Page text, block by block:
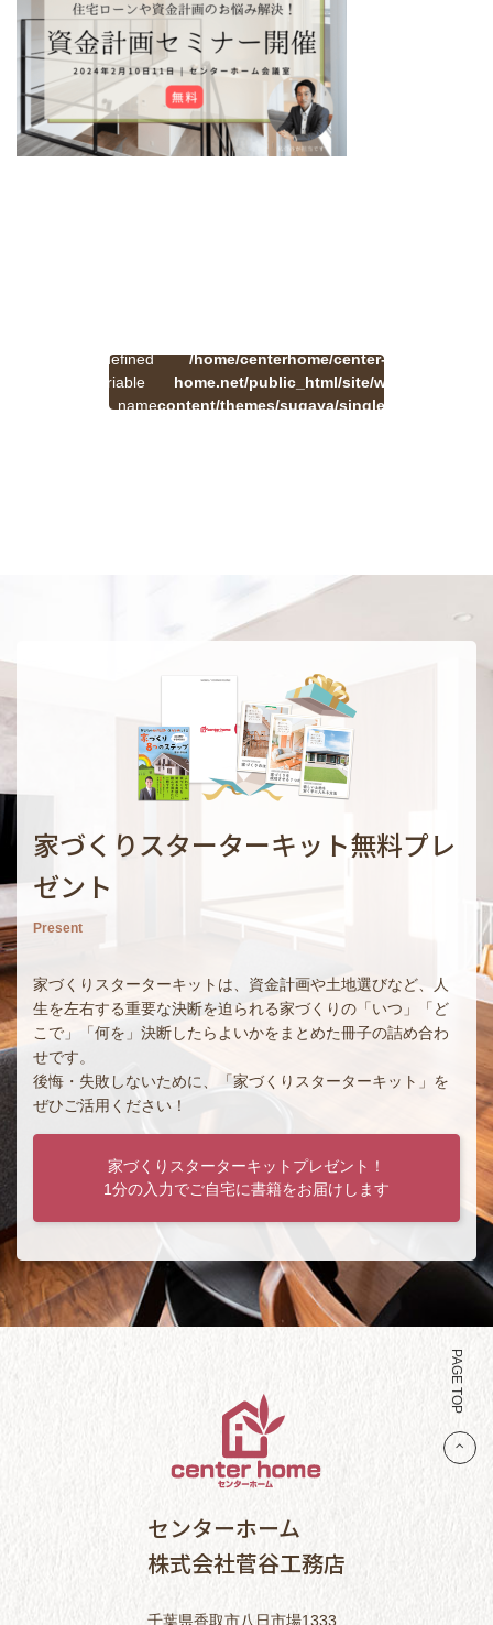
Undefined
variable
$cat_name
/home/centerhome/center-
home.net/public_html/site/wp-
content/themes/sugaya/single.php
家づくりスターターキット無料プレ
ゼント
Present
家づくりスターターキットは、資金計画や土地選びなど、人
生を左右する重要な決断を迫られる家づくりの「いつ」「ど
こで」「何を」決断したらよいかをまとめた冊子の詰め合わ
せです。
後悔・失敗しないために、「家づくりスターターキット」を
ぜひご活用ください！
家づくりスターターキットプレゼント！
1分の入力でご自宅に書籍をお届けします
PAGE TOP
センターホーム
株式会社菅谷工務店
千葉県香取市八日市場1333